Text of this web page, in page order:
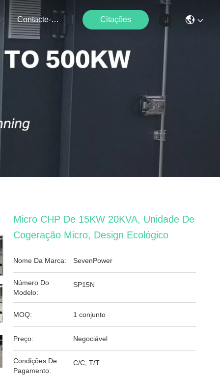
Contacte-Nos Citações
Micro CHP De 15KW 20KVA, Unidade De
Cogeração Micro, Design Ecológico
Nome Da Marca: SevenPower
Número Do
Modelo:
SP15N
MOQ: 1 conjunto
Preço: Negociável
Condições De
Pagamento:
C/C, T/T